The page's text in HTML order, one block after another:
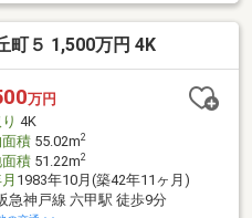
町５ 1,500万円 4K
万円
4K
積55.02m2
積51.22m2
1983年10月(築42年11ヶ月)
急神戸線 六甲駅 徒歩9分